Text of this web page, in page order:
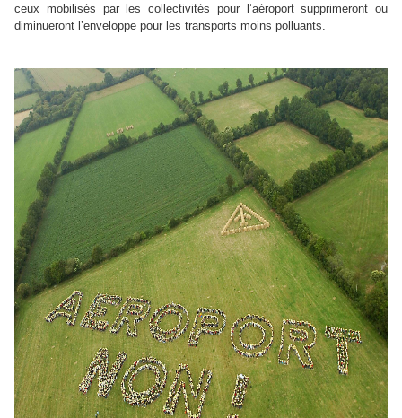
ceux mobilisés par les collectivités pour l’aéroport supprimeront ou
diminueront l’enveloppe pour les transports moins polluants.